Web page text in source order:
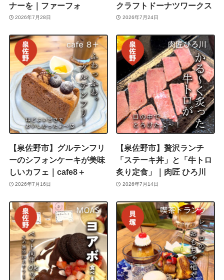
ナーを｜ファーフォ
2026年7月28日
クラフトドーナツワークス
2026年7月24日
【泉佐野市】グルテンフリ
ーのシフォンケーキが美味
しいカフェ｜cafe8＋
2026年7月16日
【泉佐野市】贅沢ランチ
「ステーキ丼」と「牛トロ
炙り定食」｜肉匠 ひろ川
2026年7月14日